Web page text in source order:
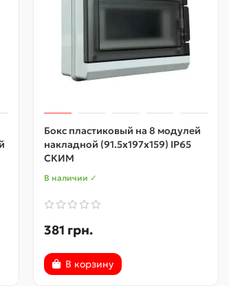
Бокс пластиковый на 8 модулей
накладной (91.5х197х159) IP65
СКИМ
В наличии ✓
381 грн.
В корзину